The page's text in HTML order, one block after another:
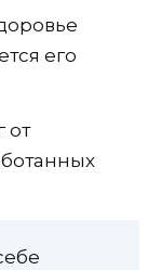
его
от